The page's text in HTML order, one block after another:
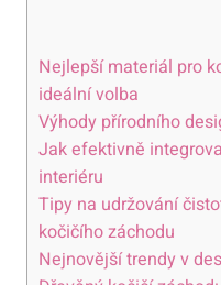
Nejlepší materiál pro
ideální volba
Výhody přírodního
Jak efektivně
interiéru
Tipy na udržování
kočičího záchodu
Nejnovější trendy v